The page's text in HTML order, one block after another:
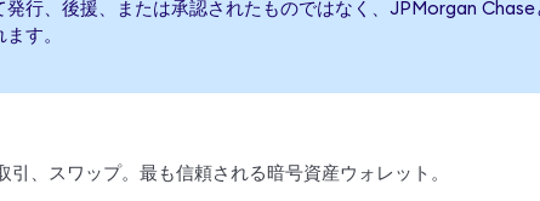
行、後援、または承認されたものではなく、JPMorgan
す。
、スワップ。最も信頼される暗号資産ウォレット。